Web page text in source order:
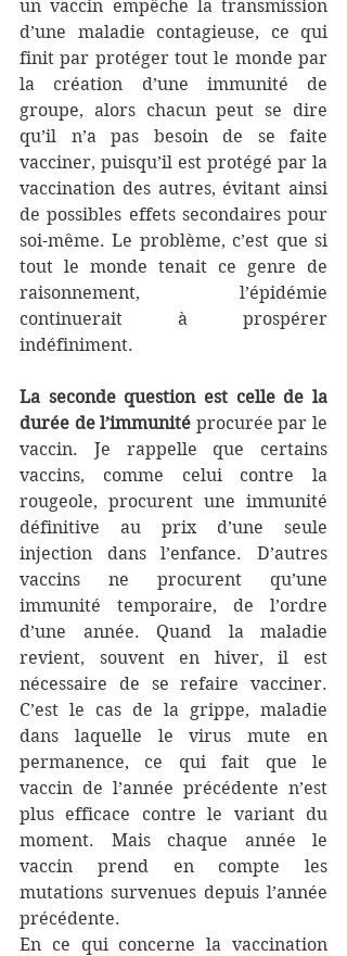
un vaccin empêche la transmission
d’une maladie contagieuse, ce qui
finit par protéger tout le monde par
la création d’une immunité de
groupe, alors chacun peut se dire
qu’il n’a pas besoin de se faite
vacciner, puisqu’il est protégé par la
vaccination des autres, évitant ainsi
de possibles effets secondaires pour
soi-même. Le problème, c’est que si
tout le monde tenait ce genre de
raisonnement, l’épidémie
continuerait à prospérer
indéfiniment.
La seconde question est celle de la
durée de l’immunité procurée par le
vaccin. Je rappelle que certains
vaccins, comme celui contre la
rougeole, procurent une immunité
définitive au prix d’une seule
injection dans l’enfance. D’autres
vaccins ne procurent qu’une
immunité temporaire, de l’ordre
d’une année. Quand la maladie
revient, souvent en hiver, il est
nécessaire de se refaire vacciner.
C’est le cas de la grippe, maladie
dans laquelle le virus mute en
permanence, ce qui fait que le
vaccin de l’année précédente n’est
plus efficace contre le variant du
moment. Mais chaque année le
vaccin prend en compte les
mutations survenues depuis l’année
précédente.
En ce qui concerne la vaccination